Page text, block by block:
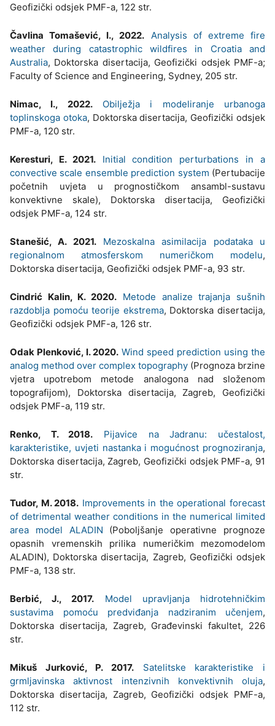
Geofizički odsjek PMF-a, 122 str.
Čavlina Tomašević, I., 2022. Analysis of extreme fire
weather during catastrophic wildfires in Croatia and
Australia, Doktorska disertacija, Geofizički odsjek PMF-a;
Faculty of Science and Engineering, Sydney, 205 str.
Nimac, I., 2022.
Obilježja i modeliranje urbanoga
toplinskoga otoka, Doktorska disertacija, Geofizički odsjek
PMF-a, 120 str.
Keresturi, E. 2021.
Initial condition perturbations in a
convective scale ensemble prediction system (Pertubacije
početnih uvjeta u prognostičkom ansambl-sustavu
konvektivne skale), Doktorska disertacija, Geofizički
odsjek PMF-a, 124 str.
Stanešić, A. 2021.
Mezoskalna asimilacija podataka u
regionalnom atmosferskom numeričkom modelu,
Doktorska disertacija, Geofizički odsjek PMF-a, 93 str.
Cindrić Kalin, K. 2020. Metode analize trajanja sušnih
razdoblja pomoću teorije ekstrema, Doktorska disertacija,
Geofizički odsjek PMF-a, 126 str.
Odak Plenković, I. 2020. Wind speed prediction using the
analog method over complex topography (Prognoza brzine
vjetra upotrebom metode analogona nad složenom
topografijom), Doktorska disertacija, Zagreb, Geofizički
odsjek PMF-a, 119 str.
Renko, T. 2018.
Pijavice na Jadranu: učestalost,
karakteristike, uvjeti nastanka i mogućnost prognoziranja,
Doktorska disertacija, Zagreb, Geofizički odsjek PMF-a, 91
str.
Tudor, M. 2018. Improvements in the operational forecast
of detrimental weather conditions in the numerical limited
area model ALADIN (Poboljšanje operativne prognoze
opasnih vremenskih prilika numeričkim mezomodelom
ALADIN), Doktorska disertacija, Zagreb, Geofizički odsjek
PMF-a, 138 str.
Berbić, J., 2017.
Model upravljanja hidrotehničkim
sustavima pomoću predviđanja nadziranim učenjem,
Doktorska disertacija, Zagreb, Građevinski fakultet, 226
str.
Mikuš Jurković, P. 2017.
Satelitske karakteristike i
grmljavinska aktivnost intenzivnih konvektivnih oluja,
Doktorska disertacija, Zagreb, Geofizički odsjek PMF-a,
112 str.